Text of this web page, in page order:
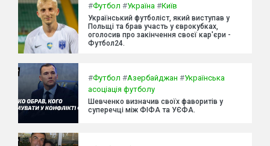
#Футбол #Україна #Київ
Український футболіст, який виступав у
Польщі та брав участь у єврокубках,
оголосив про закінчення своєї кар'єри -
Футбол24.
#Футбол #Азербайджан #Українська
асоціація футболу
Шевченко визначив своїх фаворитів у
суперечці між ФІФА та УЄФА.